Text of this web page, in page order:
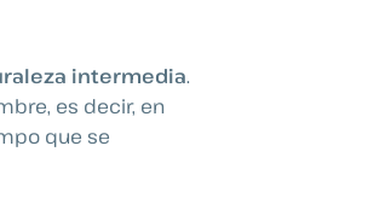
intermedia.
es decir, en
que se